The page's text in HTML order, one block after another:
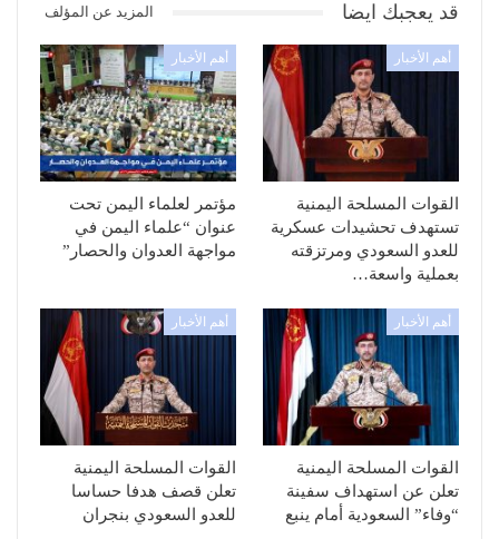
قد يعجبك ايضا المزيد عن المؤلف
أهم الأخبار
القوات المسلحة اليمنية
تستهدف تحشيدات عسكرية
للعدو السعودي ومرتزقته
بعملية واسعة…
أهم الأخبار
مؤتمر لعلماء اليمن تحت
عنوان “علماء اليمن في
مواجهة العدوان والحصار”
أهم الأخبار
القوات المسلحة اليمنية
تعلن عن استهداف سفينة
“وفاء” السعودية أمام ينبع
أهم الأخبار
القوات المسلحة اليمنية
تعلن قصف هدفا حساسا
للعدو السعودي بنجران